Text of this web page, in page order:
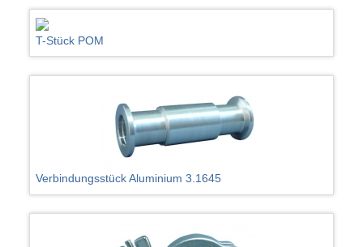
T-Stück POM
Verbindungsstück Aluminium 3.1645